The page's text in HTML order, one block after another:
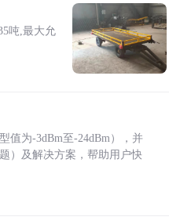
吨,最大允
值为-3dBm至-24dBm），并
）及解决方案，帮助用户快